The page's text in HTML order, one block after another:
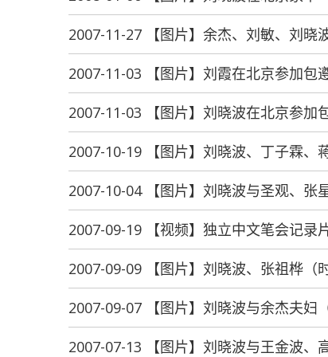
2007-11-27 【图片】余杰、刘敏、刘晓
2007-11-03 【图片】刘霞在北京参加包
2007-11-03 【图片】刘晓波在北京参加
2007-10-19 【图片】刘晓波、丁子霖、
2007-10-04 【图片】刘晓波与圣观、张
2007-09-19 【视频】独立中文笔会记
2007-09-09 【图片】刘晓波、张祖桦（
2007-09-07 【图片】刘晓波与余杰夫妇
2007-07-13 【图片】刘晓波与王金波、